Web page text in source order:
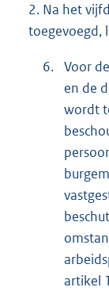
2. Na het
toegevoegd,
6. Voor
en de
wordt
artikel